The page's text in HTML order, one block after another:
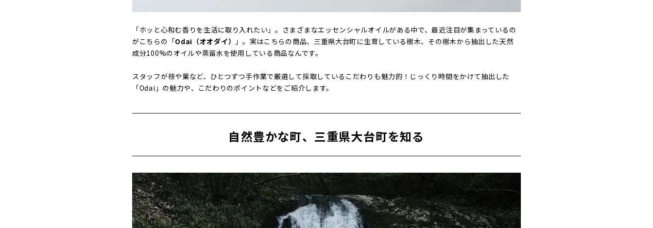
「ホッと心和む香りを生活に取り入れたい」。さまざまなエッセンシャルオイルがある中で、最近注目が集まっているの
がこちらの「Odai（オオダイ）
」。実はこちらの商品、三重県大台町に生育している樹木、その樹木から抽出した天然
成分100%のオイルや蒸留水を使用している商品なんです。
スタッフが枝や葉など、ひとつずつ手作業で厳選して採取しているこだわりも魅力的！じっくり時間をかけて抽出した
「Odai」の魅力や、こだわりのポイントなどをご紹介します。
自然豊かな町、三重県大台町を知る